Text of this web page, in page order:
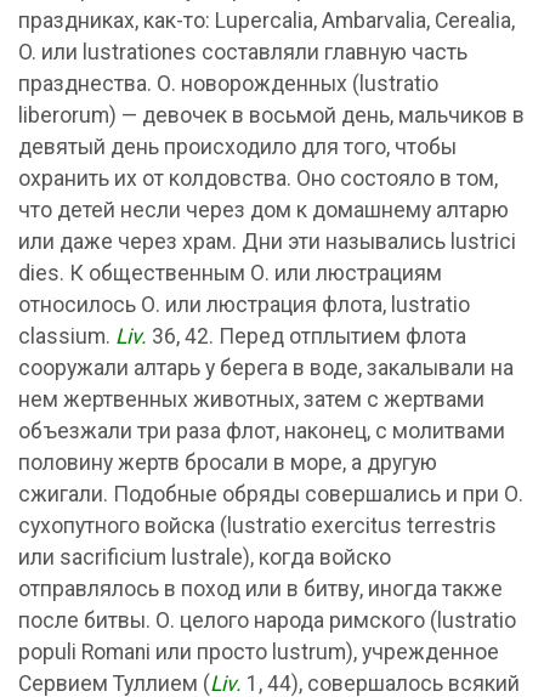
праздниках, как-то: Lupercalia, Ambarvalia, Cerealia,
O. или lustrationes составляли главную часть
празднества. О. новорожденных (lustratio
liberorum) — девочек в восьмой день, мальчиков в
девятый день происходило для того, чтобы
охранить их от колдовства. Оно состояло в том,
что детей несли через дом к домашнему алтарю
или даже через храм. Дни эти назывались lustrici
dies. К общественным О. или люстрациям
относилось О. или люстрация флота, lustratio
classium. Liv. 36, 42. Перед отплытием флота
сооружали алтарь у берега в воде, закалывали на
нем жертвенных животных, затем с жертвами
объезжали три раза флот, наконец, с молитвами
половину жертв бросали в море, а другую
сжигали. Подобные обряды совершались и при О.
сухопутного войска (lustratio exercitus terrestris
или sacrificium lustrale), когда войско
отправлялось в поход или в битву, иногда также
после битвы. О. целого народа римского (lustratio
populi Romani или просто lustrum), учрежденное
Сервием Туллием (Liv. 1, 44), совершалось всякий